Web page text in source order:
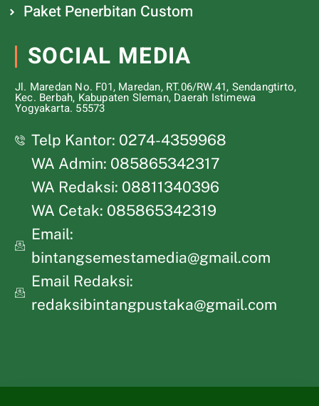
Paket Penerbitan Custom
SOCIAL MEDIA
Jl. Maredan No. F01, Maredan, RT.06/RW.41, Sendangtirto,
Kec. Berbah, Kabupaten Sleman, Daerah Istimewa
Yogyakarta. 55573
Telp Kantor: 0274-4359968
WA Admin: 085865342317
WA Redaksi: 08811340396
WA Cetak: 085865342319
Email:
bintangsemestamedia@gmail.com
Email Redaksi:
redaksibintangpustaka@gmail.com